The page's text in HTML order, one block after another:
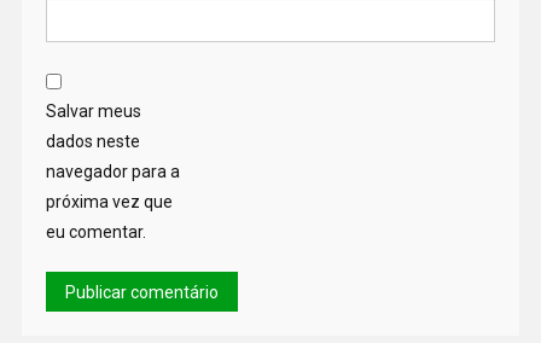
Salvar meus
dados neste
navegador para a
próxima vez que
eu comentar.